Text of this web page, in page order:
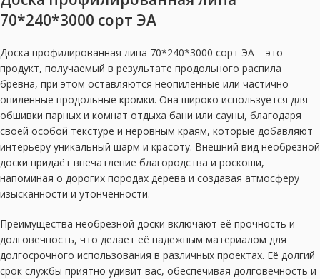
70*240*3000 сорт ЭА
Доска профилированная липа 70*240*3000 сорт ЭА – это
продукт, получаемый в результате продольного распила
бревна, при этом оставляются неопиленные или частично
опиленные продольные кромки. Она широко используется для
обшивки парных и комнат отдыха бани или сауны, благодаря
своей особой текстуре и неровным краям, которые добавляют
интерьеру уникальный шарм и красоту. Внешний вид необрезной
доски придаёт впечатление благородства и роскоши,
напоминая о дорогих породах дерева и создавая атмосферу
изысканности и утонченности.
Преимущества необрезной доски включают её прочность и
долговечность, что делает её надежным материалом для
долгосрочного использования в различных проектах. Её долгий
срок службы приятно удивит вас, обеспечивая долговечность и